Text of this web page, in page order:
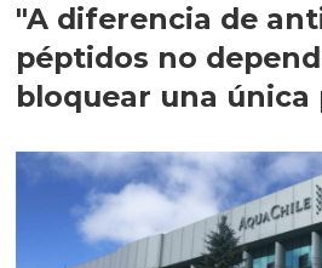
"A diferencia de
péptidos no
bloquear una única